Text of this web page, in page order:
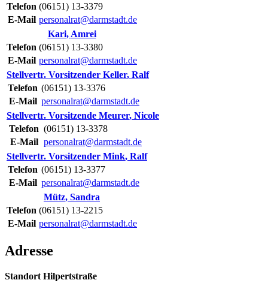
Telefon (06151) 13-3379
E-Mail personalrat@darmstadt.de
Kari, Amrei
Telefon (06151) 13-3380
E-Mail personalrat@darmstadt.de
Stellvertr. Vorsitzender Keller, Ralf
Telefon (06151) 13-3376
E-Mail personalrat@darmstadt.de
Stellvertr. Vorsitzende Meurer, Nicole
Telefon (06151) 13-3378
E-Mail personalrat@darmstadt.de
Stellvertr. Vorsitzender Mink, Ralf
Telefon (06151) 13-3377
E-Mail personalrat@darmstadt.de
Mütz, Sandra
Telefon (06151) 13-2215
E-Mail personalrat@darmstadt.de
Adresse
Standort Hilpertstraße